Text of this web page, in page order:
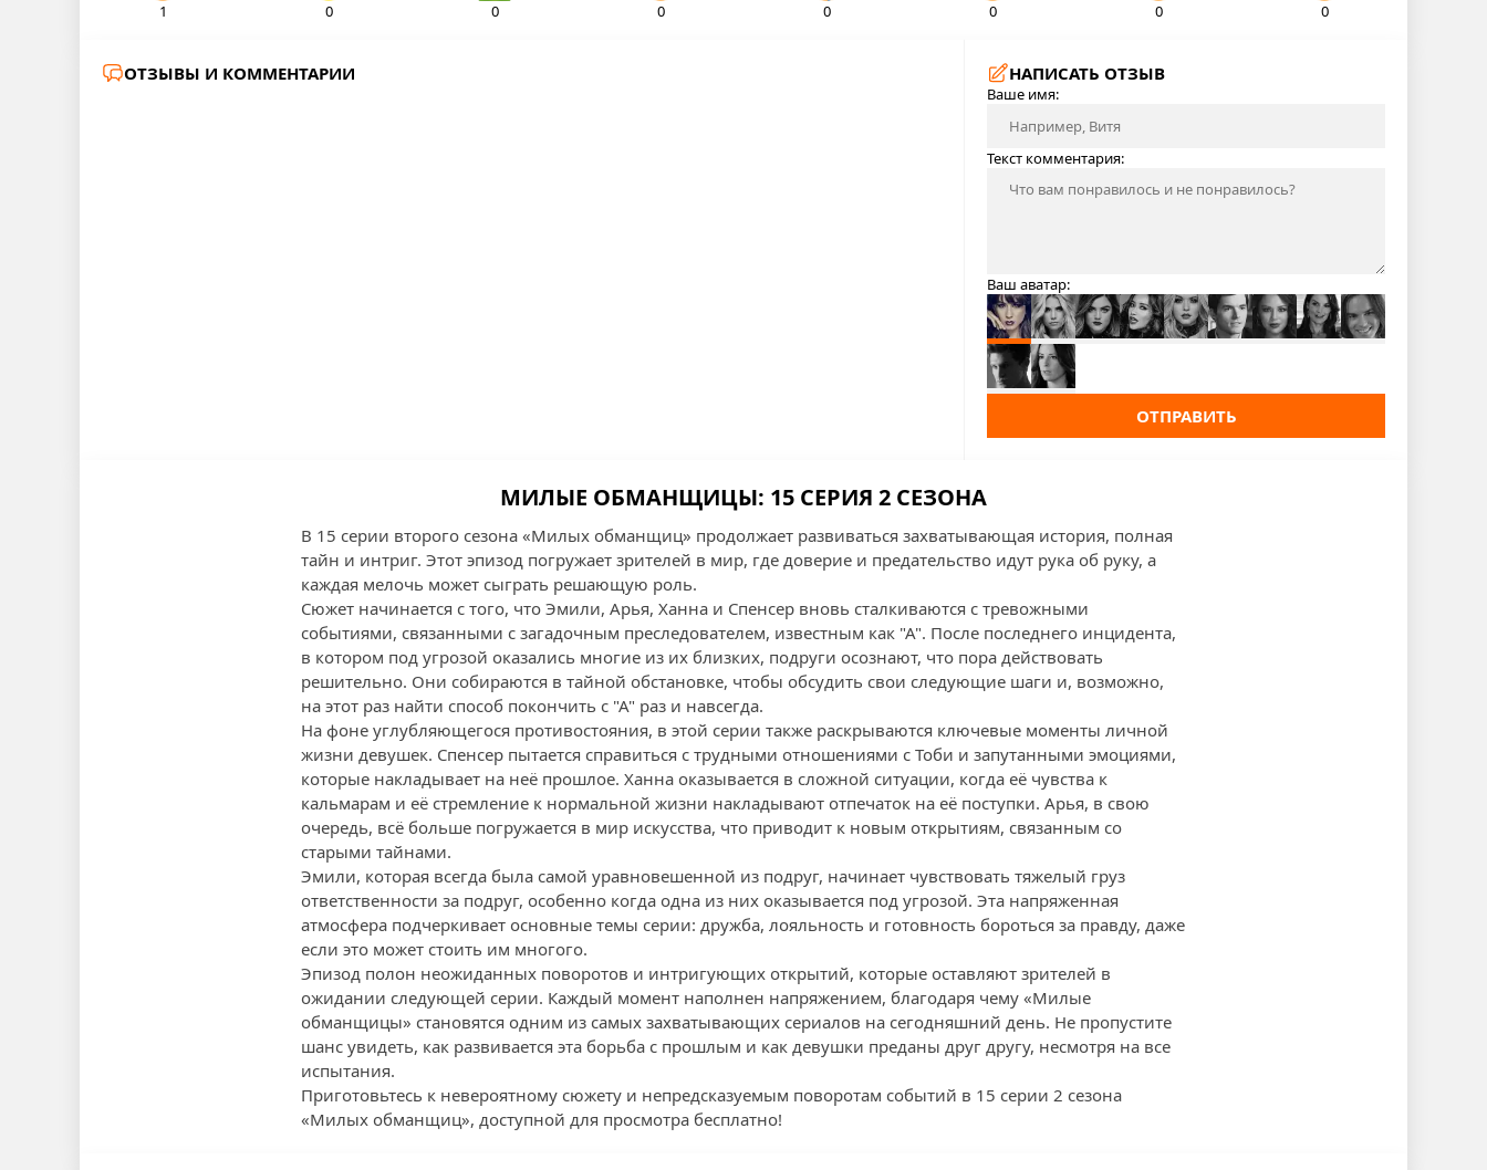
1 0 0 0 0 0 0 0
ОТЗЫВЫ И КОММЕНТАРИИ НАПИСАТЬ ОТЗЫВ
Ваше имя:
Текст комментария:
Ваш аватар:
ОТПРАВИТЬ
МИЛЫЕ ОБМАНЩИЦЫ: 15 СЕРИЯ 2 СЕЗОНА
В 15 серии второго сезона «Милых обманщиц» продолжает развиваться захватывающая история, полная
тайн и интриг. Этот эпизод погружает зрителей в мир, где доверие и предательство идут рука об руку, а
каждая мелочь может сыграть решающую роль.
Сюжет начинается с того, что Эмили, Арья, Ханна и Спенсер вновь сталкиваются с тревожными
событиями, связанными с загадочным преследователем, известным как "А". После последнего инцидента,
в котором под угрозой оказались многие из их близких, подруги осознают, что пора действовать
решительно. Они собираются в тайной обстановке, чтобы обсудить свои следующие шаги и, возможно,
на этот раз найти способ покончить с "А" раз и навсегда.
На фоне углубляющегося противостояния, в этой серии также раскрываются ключевые моменты личной
жизни девушек. Спенсер пытается справиться с трудными отношениями с Тоби и запутанными эмоциями,
которые накладывает на неё прошлое. Ханна оказывается в сложной ситуации, когда её чувства к
кальмарам и её стремление к нормальной жизни накладывают отпечаток на её поступки. Арья, в свою
очередь, всё больше погружается в мир искусства, что приводит к новым открытиям, связанным со
старыми тайнами.
Эмили, которая всегда была самой уравновешенной из подруг, начинает чувствовать тяжелый груз
ответственности за подруг, особенно когда одна из них оказывается под угрозой. Эта напряженная
атмосфера подчеркивает основные темы серии: дружба, лояльность и готовность бороться за правду, даже
если это может стоить им многого.
Эпизод полон неожиданных поворотов и интригующих открытий, которые оставляют зрителей в
ожидании следующей серии. Каждый момент наполнен напряжением, благодаря чему «Милые
обманщицы» становятся одним из самых захватывающих сериалов на сегодняшний день. Не пропустите
шанс увидеть, как развивается эта борьба с прошлым и как девушки преданы друг другу, несмотря на все
испытания.
Приготовьтесь к невероятному сюжету и непредсказуемым поворотам событий в 15 серии 2 сезона
«Милых обманщиц», доступной для просмотра бесплатно!